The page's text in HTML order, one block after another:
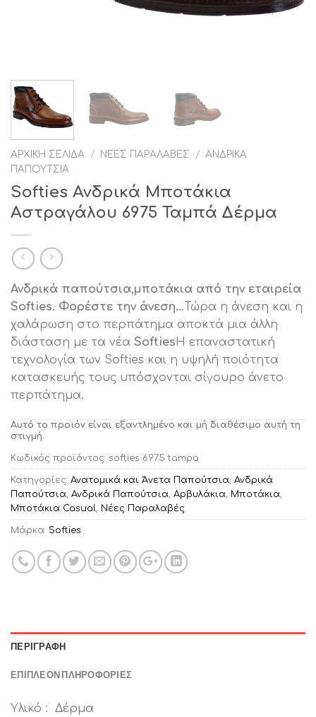
ΑΡΧΙΚΉ ΣΕΛΊΔΑ / ΝΈΕΣ ΠΑΡΑΛΑΒΈΣ / ΑΝΔΡΙΚΆ
ΠΑΠΟΎΤΣΙΑ
Softies Ανδρικά Μποτάκια
Αστραγάλου 6975 Ταμπά Δέρμα
Ανδρικά παπούτσια,μποτάκια από την εταιρεία
Softies. Φορέστε την άνεση… Τώρα η άνεση και η
χαλάρωση στο περπάτημα αποκτά μια άλλη
διάσταση με τα νέα Softies Η επαναστατική
τεχνολογία των Softies και η υψηλή ποιότητα
κατασκευής τους υπόσχονται σίγουρο άνετο
περπάτημα.
Αυτό το προϊόν είναι εξαντλημένο και μή διαθέσιμο αυτή τη
στιγμή.
Κωδικός προϊόντος: softies 6975 tampa
Κατηγορίες: Ανατομικά και Άνετα Παπούτσια, Ανδρικά
Παπούτσια, Ανδρικά Παπούτσια, Αρβυλάκια, Μποτάκια,
Μποτάκια Casual, Νέες Παραλαβές
Μάρκα: Softies
ΠΕΡΙΓΡΑΦΉ
ΕΠΙΠΛΈΟΝ ΠΛΗΡΟΦΟΡΊΕΣ
Υλικό : Δέρμα